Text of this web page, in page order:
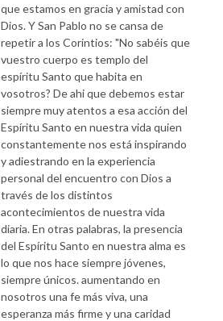
que estamos en gracia y amistad con
Dios. Y San Pablo no se cansa de
repetir a los Corintios: "No sabéis que
vuestro cuerpo es templo del
espíritu Santo que habita en
vosotros? De ahi que debemos estar
siempre muy atentos a esa acción del
Espíritu Santo en nuestra vida quien
constantemente nos está inspirando
y adiestrando en la experiencia
personal del encuentro con Dios a
través de los distintos
acontecimientos de nuestra vida
diaria. En otras palabras, la presencia
del Espíritu Santo en nuestra alma es
lo que nos hace siempre jóvenes,
siempre únicos. aumentando en
nosotros una fe más viva, una
esperanza más firme y una caridad